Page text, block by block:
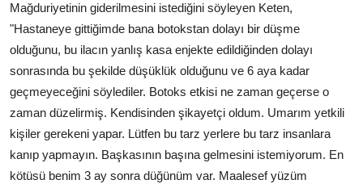
Mağduriyetinin giderilmesini istediğini söyleyen Keten,
"Hastaneye gittiğimde bana botokstan dolayı bir düşme
olduğunu, bu ilacın yanlış kasa enjekte edildiğinden dolayı
sonrasında bu şekilde düşüklük olduğunu ve 6 aya kadar
geçmeyeceğini söylediler. Botoks etkisi ne zaman geçerse o
zaman düzelirmiş. Kendisinden şikayetçi oldum. Umarım yetkili
kişiler gerekeni yapar. Lütfen bu tarz yerlere bu tarz insanlara
kanıp yapmayın. Başkasının başına gelmesini istemiyorum. En
kötüsü benim 3 ay sonra düğünüm var. Maalesef yüzüm